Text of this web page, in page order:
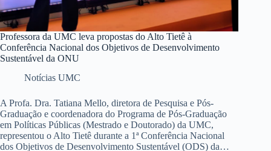
Professora da UMC leva propostas do Alto Tietê à
Conferência Nacional dos Objetivos de Desenvolvimento
Sustentável da ONU
Notícias UMC
A Profa. Dra. Tatiana Mello, diretora de Pesquisa e Pós-
Graduação e coordenadora do Programa de Pós-Graduação
em Políticas Públicas (Mestrado e Doutorado) da UMC,
representou o Alto Tietê durante a 1ª Conferência Nacional
dos Objetivos de Desenvolvimento Sustentável (ODS) da…